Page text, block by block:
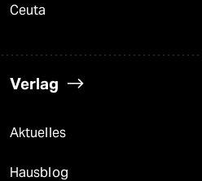
Ceuta
Verlag
Aktuelles
Hausblog